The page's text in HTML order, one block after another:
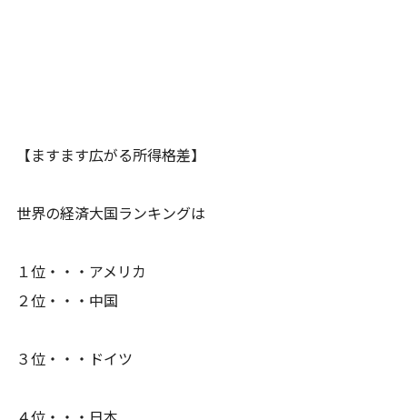
【ますます広がる所得格差】
世界の経済大国ランキングは
１位・・・アメリカ
２位・・・中国
３位・・・ドイツ